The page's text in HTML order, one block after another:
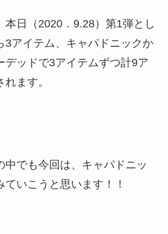
本日（2020．9.28）第1弾とし
3アイテム、キャパドニックか
デッドで3アイテムずつ計9ア
ます。
中でも今回は、キャパドニッ
いこうと思います！！